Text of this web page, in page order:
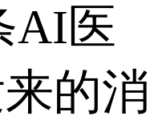
AI医
的消